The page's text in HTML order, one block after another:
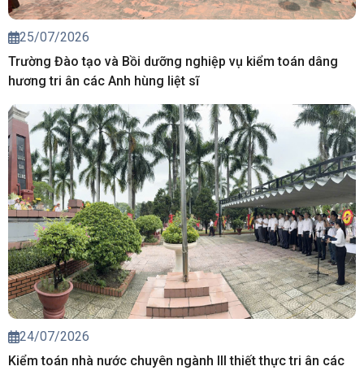
25/07/2026
Trường Đào tạo và Bồi dưỡng nghiệp vụ kiểm toán dâng
hương tri ân các Anh hùng liệt sĩ
24/07/2026
Kiểm toán nhà nước chuyên ngành III thiết thực tri ân các